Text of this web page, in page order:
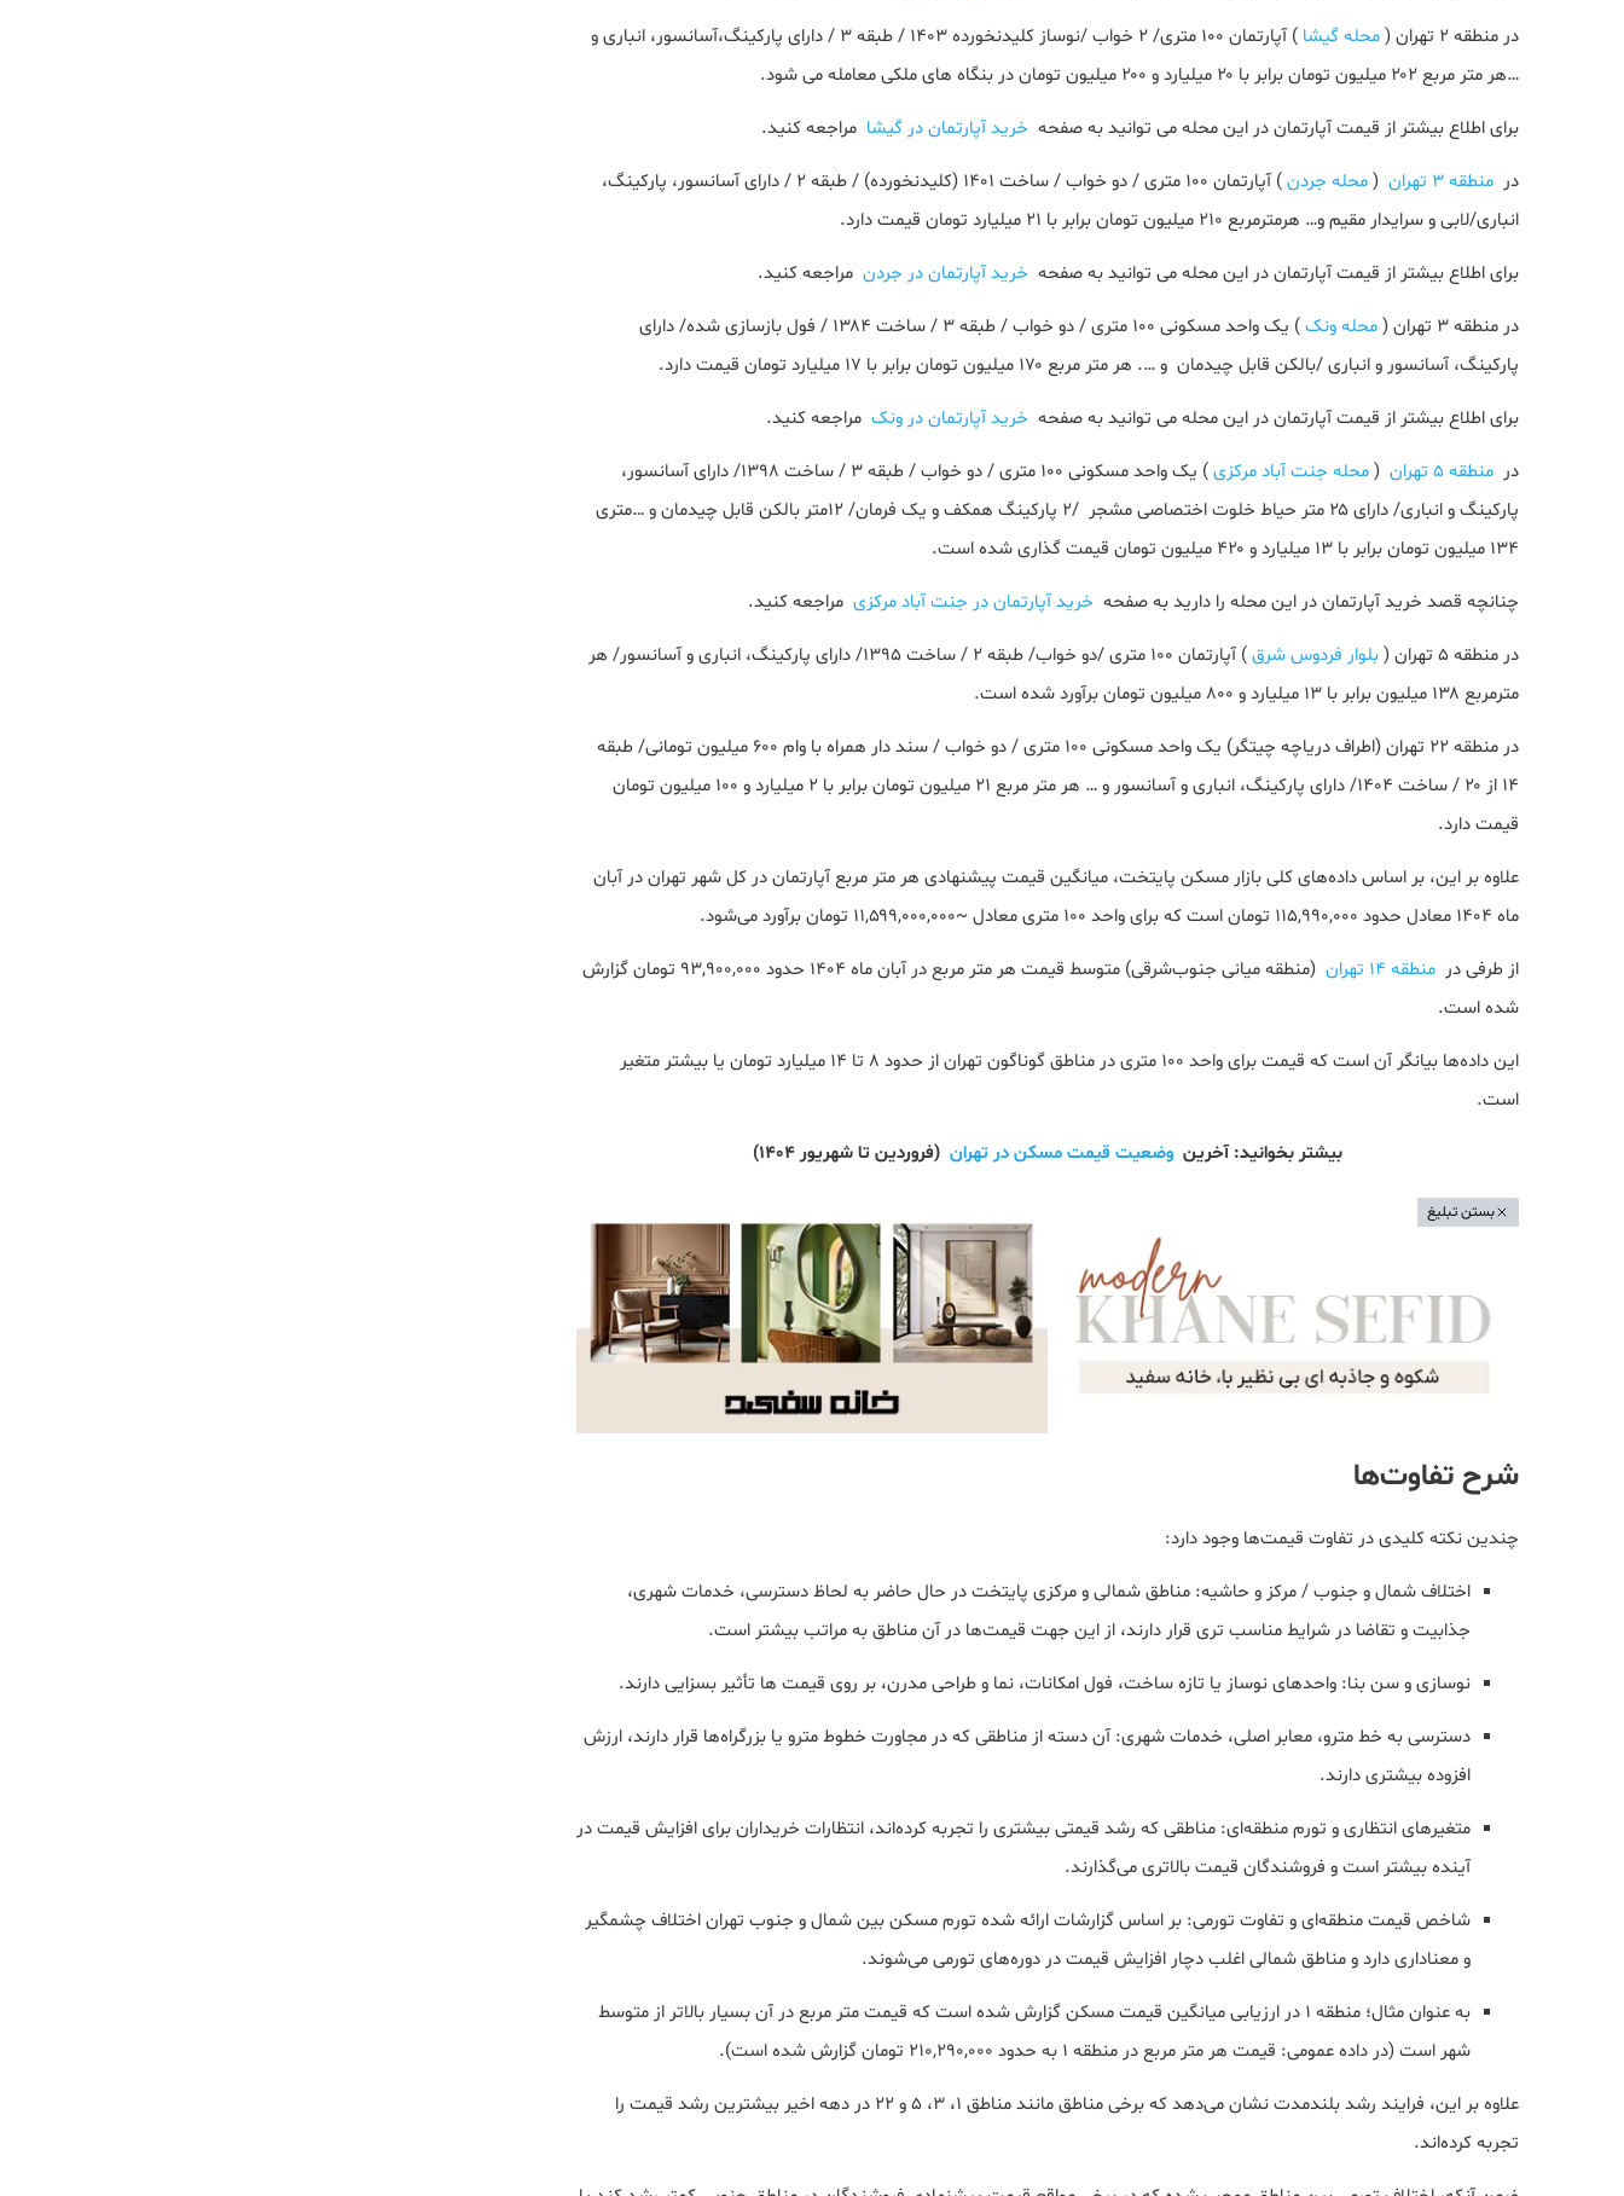
در منطقه ۲ تهران ( محله گیشا
) آپارتمان ۱۰۰ متری/ 2 خواب /نوساز کلیدنخورده ۱۴۰۳ / طبقه ۳ / دارای پارکینگ،آسانسور، انباری و
…هر متر مربع ۲۰۲ میلیون تومان برابر با ۲۰ میلیارد و ۲۰۰ میلیون تومان در بنگاه های ملکی معامله می شود.
برای اطلاع بیشتر از قیمت آپارتمان در این محله می توانید به صفحه خرید آپارتمان در گیشا مراجعه کنید.
در منطقه ۳ تهران (محله جردن
) آپارتمان ۱۰۰ متری / دو خواب / ساخت ۱۴۰۱ (کلیدنخورده) / طبقه ۲ / دارای آسانسور، پارکینگ،
انباری/لابی و سرایدار مقیم و… هرمترمربع ۲۱۰ میلیون تومان برابر با ۲۱ میلیارد تومان قیمت دارد.
برای اطلاع بیشتر از قیمت آپارتمان در این محله می توانید به صفحه خرید آپارتمان در جردن مراجعه کنید.
در منطقه ۳ تهران ( محله ونک
) یک واحد مسکونی ۱۰۰ متری / دو خواب / طبقه ۳ / ساخت ۱۳۸۴ / فول بازسازی شده/ دارای
پارکینگ، آسانسور و انباری /بالکن قابل چیدمان و …. هر متر مربع ۱۷۰ میلیون تومان برابر با ۱۷ میلیارد تومان قیمت دارد.
برای اطلاع بیشتر از قیمت آپارتمان در این محله می توانید به صفحه خرید آپارتمان در ونک مراجعه کنید.
در منطقه ۵ تهران (محله جنت آباد مرکزی
) یک واحد مسکونی ۱۰۰ متری / دو خواب / طبقه ۳ / ساخت ۱۳۹۸/ دارای آسانسور،
پارکینگ و انباری/ دارای ۲۵ متر حیاط خلوت اختصاصی مشجر /۲ پارکینگ همکف و یک فرمان/ ۱۲متر بالکن قابل چیدمان و …متری
۱۳۴ میلیون تومان برابر با ۱۳ میلیارد و ۴۲۰ میلیون تومان قیمت گذاری شده است.
چنانچه قصد خرید آپارتمان در این محله را دارید به صفحه خرید آپارتمان در جنت آباد مرکزی مراجعه کنید.
در منطقه ۵ تهران ( بلوار فردوس شرق
) آپارتمان ۱۰۰ متری /دو خواب/ طبقه ۲ / ساخت ۱۳۹۵/ دارای پارکینگ، انباری و آسانسور/ هر
مترمربع ۱۳۸ میلیون برابر با ۱۳ میلیارد و ۸۰۰ میلیون تومان برآورد شده است.
در منطقه ۲۲ تهران (اطراف دریاچه چیتگر) یک واحد مسکونی ۱۰۰ متری / دو خواب / سند دار همراه با وام ۶۰۰ میلیون تومانی/ طبقه
۱۴ از ۲۰ / ساخت ۱۴۰۴/ دارای پارکینگ، انباری و آسانسور و … هر متر مربع ۲۱ میلیون تومان برابر با ۲ میلیارد و ۱۰۰ میلیون تومان
قیمت دارد.
علاوه بر این، بر اساس داده‌های کلی بازار مسکن پایتخت، میانگین قیمت پیشنهادی هر متر مربع آپارتمان در کل شهر تهران در آبان
ماه ۱۴۰۴ معادل حدود ۱۱۵,۹۹۰,۰۰۰ تومان است که برای واحد ۱۰۰ متری معادل ~۱۱,۵۹۹,۰۰۰,۰۰۰ تومان برآورد می‌شود.
از طرفی در منطقه ۱۴ تهران
(منطقه میانی جنوب‌شرقی) متوسط قیمت هر متر مربع در آبان ماه ۱۴۰۴ حدود ۹۳,۹۰۰,۰۰۰ تومان گزارش
شده است.
این داده‌ها بیانگر آن است که قیمت برای واحد ۱۰۰ متری در مناطق گوناگون تهران از حدود ۸ تا ۱۴ میلیارد تومان یا بیشتر متغیر
است.
بیشتر بخوانید: آخرین وضعیت قیمت مسکن در تهران (فروردین تا شهریور 1404)
بستن تبلیغ
شرح تفاوت‌ها
چندین نکته کلیدی در تفاوت قیمت‌ها وجود دارد:
اختلاف شمال و جنوب / مرکز و حاشیه: مناطق شمالی و مرکزی پایتخت در حال حاضر به لحاظ دسترسی، خدمات شهری،
جذابیت و تقاضا در شرایط مناسب تری قرار دارند، از این جهت قیمت‌ها در آن مناطق به مراتب بیشتر است.
نوسازی و سن بنا: واحدهای نوساز یا تازه ساخت، فول امکانات، نما و طراحی مدرن، بر روی قیمت ها تأثیر بسزایی دارند.
دسترسی به خط مترو، معابر اصلی، خدمات شهری: آن دسته از مناطقی که در مجاورت خطوط مترو یا بزرگراه‌ها قرار دارند، ارزش
افزوده بیشتری دارند.
متغیرهای انتظاری و تورم منطقه‌ای: مناطقی که رشد قیمتی بیشتری را تجربه کرده‌اند، انتظارات خریداران برای افزایش قیمت در
آینده بیشتر است و فروشندگان قیمت بالاتری می‌گذارند.
شاخص قیمت منطقه‌ای و تفاوت تورمی: بر اساس گزارشات ارائه شده تورم مسکن بین شمال و جنوب تهران اختلاف چشمگیر
و معناداری دارد و مناطق شمالی اغلب دچار افزایش قیمت در دوره‌های تورمی می‌شوند.
به عنوان مثال؛ منطقه ۱ در ارزیابی میانگین قیمت مسکن گزارش شده است که قیمت متر مربع در آن بسیار بالاتر از متوسط
شهر است (در داده عمومی: قیمت هر متر مربع در منطقه ۱ به حدود ۲۱۰,۲۹۰,۰۰۰ تومان گزارش شده است).
علاوه بر این، فرایند رشد بلندمدت نشان می‌دهد که برخی مناطق مانند مناطق ۱، ۳، ۵ و ۲۲ در دهه اخیر بیشترین رشد قیمت را
تجربه کرده‌اند.